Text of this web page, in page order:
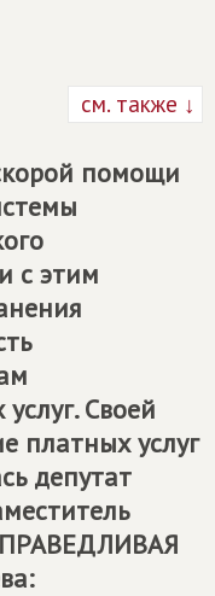
см. также ↓
помощи
с этим
Своей
платных услуг
депутат